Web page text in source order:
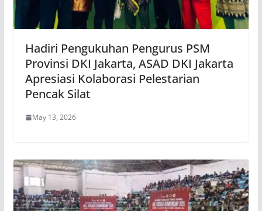
Hadiri Pengukuhan Pengurus PSM
Provinsi DKI Jakarta, ASAD DKI Jakarta
Apresiasi Kolaborasi Pelestarian
Pencak Silat
May 13, 2026